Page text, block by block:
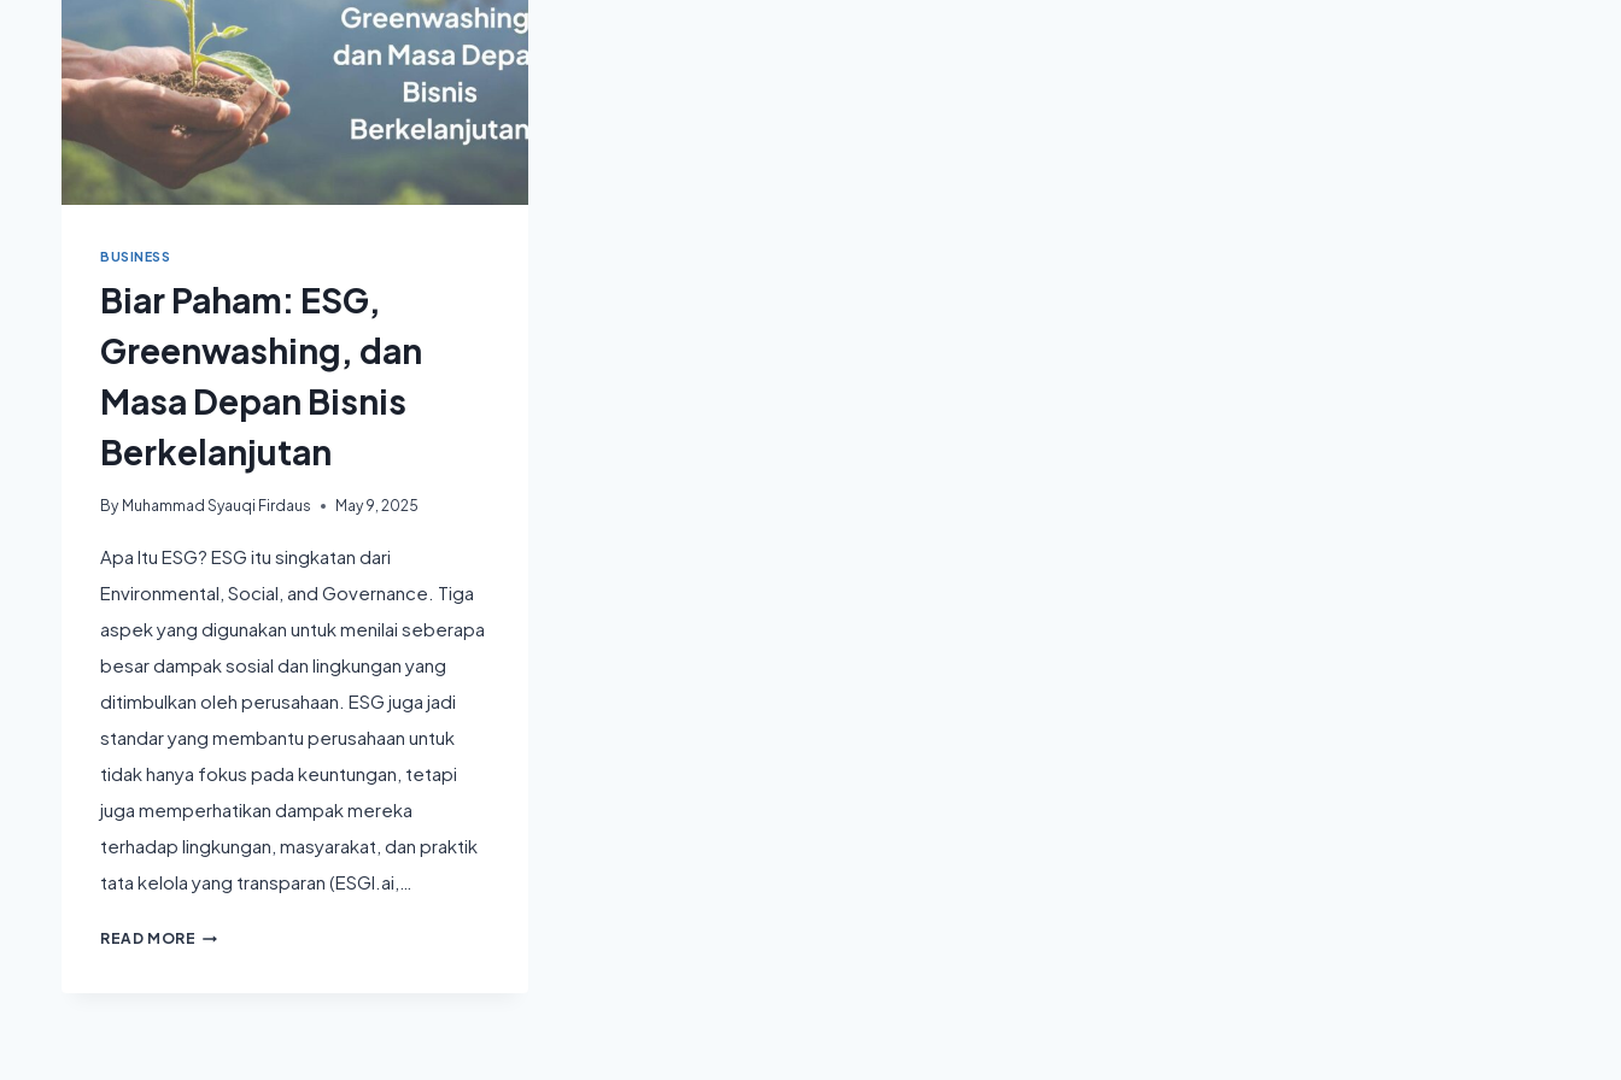
BUSINESS
Biar Paham: ESG,
Greenwashing, dan
Masa Depan Bisnis
Berkelanjutan
By Muhammad Syauqi Firdaus May 9, 2025
Apa Itu ESG? ESG itu singkatan dari
Environmental, Social, and Governance. Tiga
aspek yang digunakan untuk menilai seberapa
besar dampak sosial dan lingkungan yang
ditimbulkan oleh perusahaan. ESG juga jadi
standar yang membantu perusahaan untuk
tidak hanya fokus pada keuntungan, tetapi
juga memperhatikan dampak mereka
terhadap lingkungan, masyarakat, dan praktik
tata kelola yang transparan (ESGI.ai,…
READ MORE BIAR